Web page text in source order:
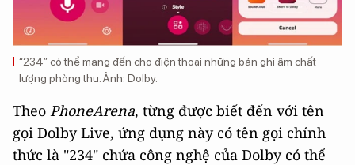
“234” có thể mang đến cho điện thoại những bản ghi âm chất
lượng phòng thu. Ảnh: Dolby.
Theo PhoneArena, từng được biết đến với tên
gọi Dolby Live, ứng dụng này có tên gọi chính
thức là "234" chứa công nghệ của Dolby có thể